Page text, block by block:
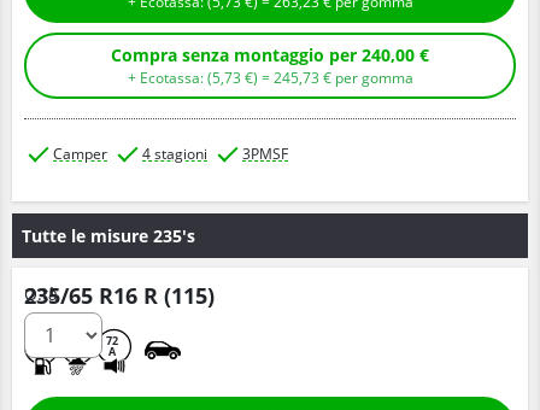
Compra senza montaggio per 240,00 €
+ Ecotassa: (5,73 € ) =245,73 € per gomma
Camper 4 stagioni 3PMSF
Tutte le misure 235's
235/65 R16 R (115)
72
A
Q.tà